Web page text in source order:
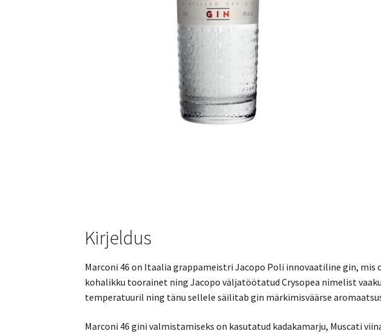
Kirjeldus
Marconi 46 on Itaalia grappameistri Jacopo Poli innovaatiline gin,
kohalikku toorainet ning Jacopo väljatöötatud Crysopea nimelist
temperatuuril ning tänu sellele säilitab gin märkimisväärse
Marconi 46 gini valmistamiseks on kasutatud kadakamarju, Muscati